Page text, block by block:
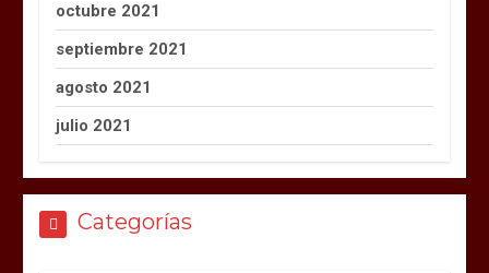
octubre 2021
septiembre 2021
agosto 2021
julio 2021
Categorías